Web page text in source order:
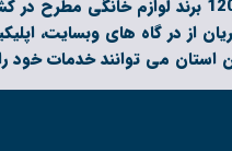
آریا آرتان البرز با برند تجاری اینانلو
از در گاه های وبسایت،
استان می توانند خدمات خود